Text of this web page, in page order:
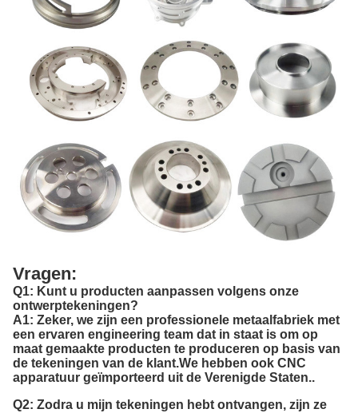
Vragen:
Q1: Kunt u producten aanpassen volgens onze
ontwerptekeningen?
A1: Zeker, we zijn een professionele metaalfabriek met
een ervaren engineering team dat in staat is om op
maat gemaakte producten te produceren op basis van
de tekeningen van de klant.We hebben ook CNC
apparatuur geïmporteerd uit de Verenigde Staten..
Q2: Zodra u mijn tekeningen hebt ontvangen, zijn ze